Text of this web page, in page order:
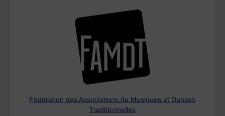
Fédération des Associations de Musiques et Danses
Traditionnelles